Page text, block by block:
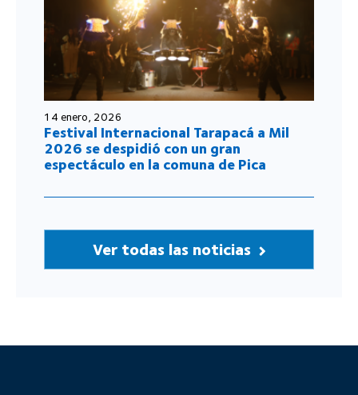
14 enero, 2026
Festival Internacional Tarapacá a Mil
2026 se despidió con un gran
espectáculo en la comuna de Pica
Ver todas las noticias